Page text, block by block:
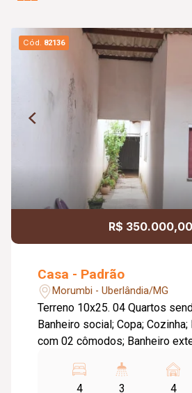
Cód. 82136
R$
Casa - Padrão
Morumbi - Uberlândia/MG
Terreno 10x25. 04 Quartos sendo 01 suíte; Sala;
Banheiro social; Copa;
com 02 cômodos; Banheiro
4
3
4